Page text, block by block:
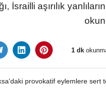
İsrailli aşırılık
1 dk